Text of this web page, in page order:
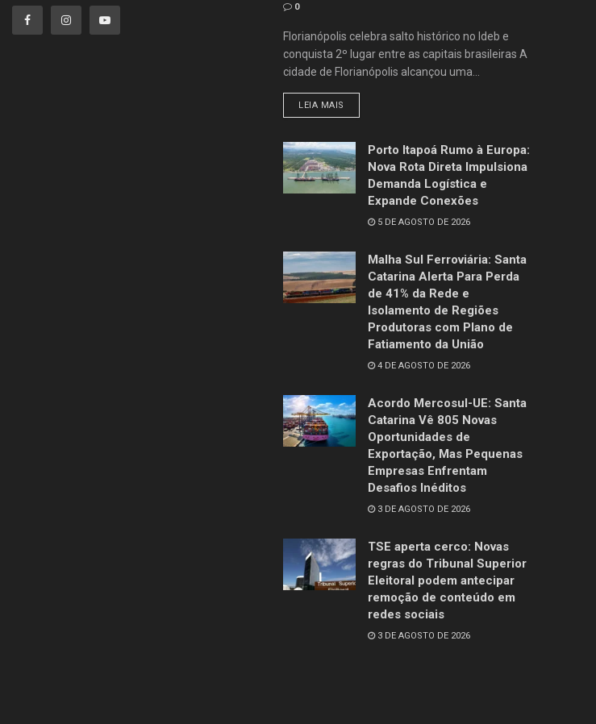
0
Florianópolis celebra salto histórico no Ideb e
conquista 2º lugar entre as capitais brasileiras A
cidade de Florianópolis alcançou uma...
LEIA MAIS
Porto Itapoá Rumo à Europa:
Nova Rota Direta Impulsiona
Demanda Logística e
Expande Conexões
5 DE AGOSTO DE 2026
Malha Sul Ferroviária: Santa
Catarina Alerta Para Perda
de 41% da Rede e
Isolamento de Regiões
Produtoras com Plano de
Fatiamento da União
4 DE AGOSTO DE 2026
Acordo Mercosul-UE: Santa
Catarina Vê 805 Novas
Oportunidades de
Exportação, Mas Pequenas
Empresas Enfrentam
Desafios Inéditos
3 DE AGOSTO DE 2026
TSE aperta cerco: Novas
regras do Tribunal Superior
Eleitoral podem antecipar
remoção de conteúdo em
redes sociais
3 DE AGOSTO DE 2026